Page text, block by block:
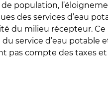
population,
des services d’eau
du milieu récepteur.
service d’eau potable
pas compte des taxes